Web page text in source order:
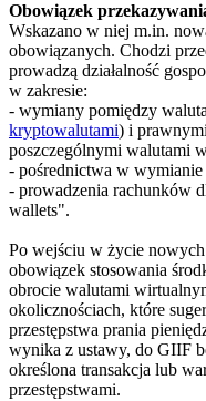
Obowiązek
Wskazano w niej m.in.
obowiązanych. Chodzi
prowadzą działalność
w zakresie:
- wymiany pomiędzy
kryptowalutami) i
poszczególnymi walutami
- pośrednictwa w
- prowadzenia rachunków
wallets".
Po wejściu w życie
obowiązek stosowania
obrocie walutami
okolicznościach, które
przestępstwa prania
wynika z ustawy, do GIIF
określona transakcja lub
przestępstwami.